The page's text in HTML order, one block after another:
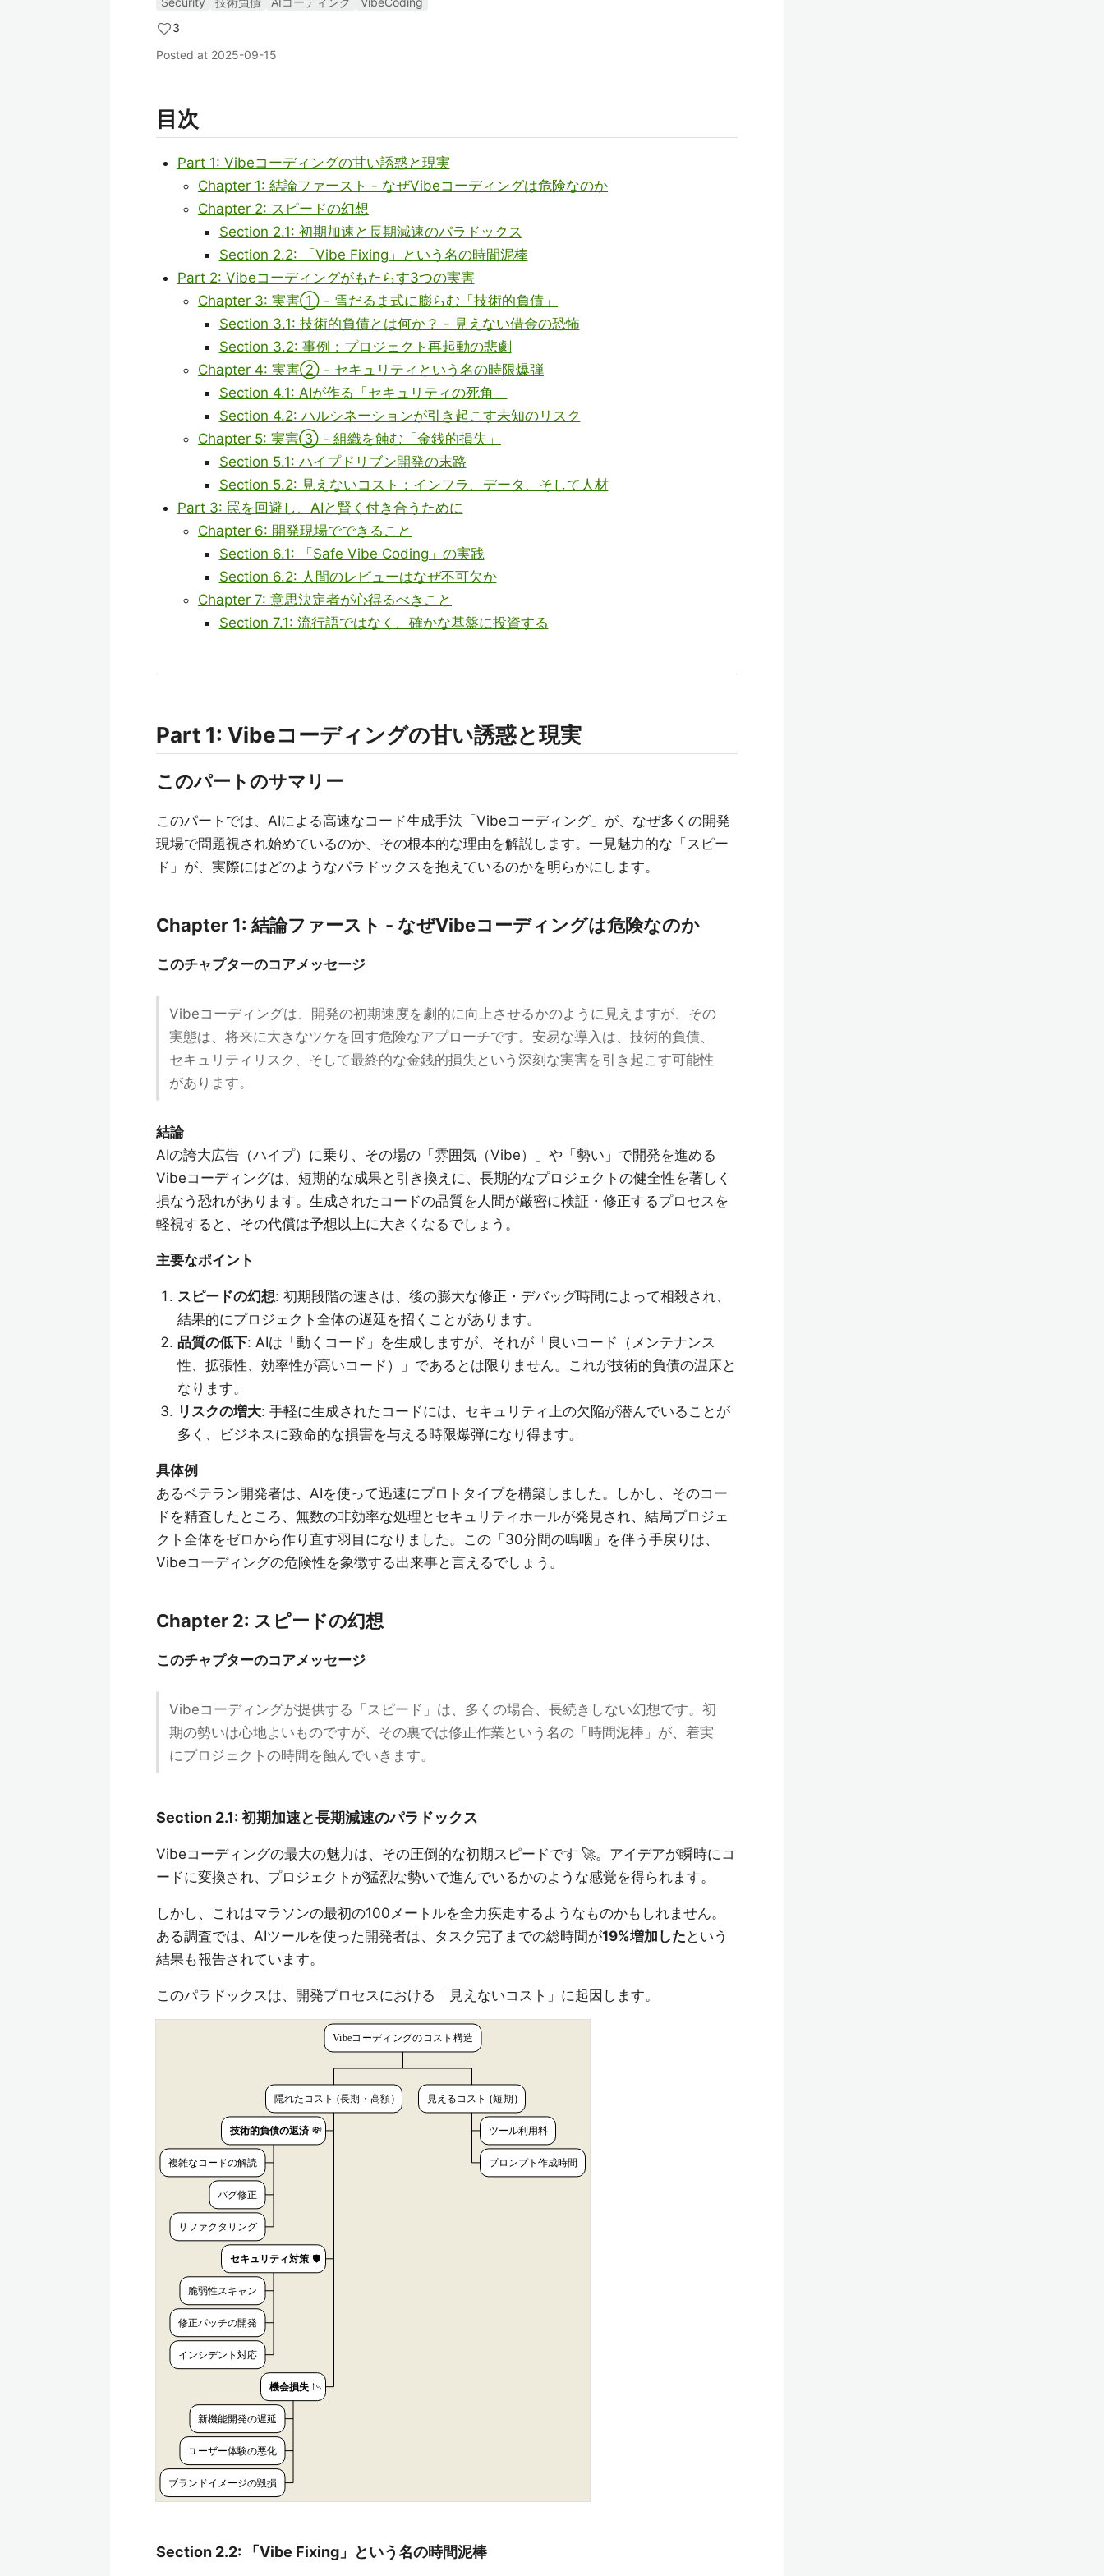
3
Posted at 2025-09-15
目次
Part 1: Vibeコーディングの甘い誘惑と現実
Chapter 1: 結論ファースト - なぜVibeコーディングは危険なのか
Chapter 2: スピードの幻想
Section 2.1: 初期加速と長期減速のパラドックス
Section 2.2: 「Vibe Fixing」という名の時間泥棒
Part 2: Vibeコーディングがもたらす3つの実害
Chapter 3: 実害① - 雪だるま式に膨らむ「技術的負債」
Section 3.1: 技術的負債とは何か？ - 見えない借金の恐怖
Section 3.2: 事例：プロジェクト再起動の悲劇
Chapter 4: 実害② - セキュリティという名の時限爆弾
Section 4.1: AIが作る「セキュリティの死角」
Section 4.2: ハルシネーションが引き起こす未知のリスク
Chapter 5: 実害③ - 組織を蝕む「金銭的損失」
Section 5.1: ハイプドリブン開発の末路
Section 5.2: 見えないコスト：インフラ、データ、そして人材
Part 3: 罠を回避し、AIと賢く付き合うために
Chapter 6: 開発現場でできること
Section 6.1: 「Safe Vibe Coding」の実践
Section 6.2: 人間のレビューはなぜ不可欠か
Chapter 7: 意思決定者が心得るべきこと
Section 7.1: 流行語ではなく、確かな基盤に投資する
Part 1: Vibeコーディングの甘い誘惑と現実
このパートのサマリー
このパートでは、AIによる高速なコード生成手法「Vibeコーディング」が、なぜ多くの開発
現場で問題視され始めているのか、その根本的な理由を解説します。一見魅力的な「スピー
ド」が、実際にはどのようなパラドックスを抱えているのかを明らかにします。
Chapter 1: 結論ファースト - なぜVibeコーディングは危険なのか
このチャプターのコアメッセージ
Vibeコーディングは、開発の初期速度を劇的に向上させるかのように見えますが、その
実態は、将来に大きなツケを回す危険なアプローチです。安易な導入は、技術的負債、
セキュリティリスク、そして最終的な金銭的損失という深刻な実害を引き起こす可能性
があります。
結論
AIの誇大広告（ハイプ）に乗り、その場の「雰囲気（Vibe）」や「勢い」で開発を進める
Vibeコーディングは、短期的な成果と引き換えに、長期的なプロジェクトの健全性を著しく
損なう恐れがあります。生成されたコードの品質を人間が厳密に検証・修正するプロセスを
軽視すると、その代償は予想以上に大きくなるでしょう。
主要なポイント
スピードの幻想: 初期段階の速さは、後の膨大な修正・デバッグ時間によって相殺され、
結果的にプロジェクト全体の遅延を招くことがあります。
品質の低下: AIは「動くコード」を生成しますが、それが「良いコード（メンテナンス
性、拡張性、効率性が高いコード）」であるとは限りません。これが技術的負債の温床と
なります。
リスクの増大: 手軽に生成されたコードには、セキュリティ上の欠陥が潜んでいることが
多く、ビジネスに致命的な損害を与える時限爆弾になり得ます。
具体例
あるベテラン開発者は、AIを使って迅速にプロトタイプを構築しました。しかし、そのコー
ドを精査したところ、無数の非効率な処理とセキュリティホールが発見され、結局プロジェ
クト全体をゼロから作り直す羽目になりました。この「30分間の嗚咽」を伴う手戻りは、
Vibeコーディングの危険性を象徴する出来事と言えるでしょう。
Chapter 2: スピードの幻想
このチャプターのコアメッセージ
Vibeコーディングが提供する「スピード」は、多くの場合、長続きしない幻想です。初
期の勢いは心地よいものですが、その裏では修正作業という名の「時間泥棒」が、着実
にプロジェクトの時間を蝕んでいきます。
Section 2.1: 初期加速と長期減速のパラドックス
Vibeコーディングの最大の魅力は、その圧倒的な初期スピードです 🚀。アイデアが瞬時にコ
ードに変換され、プロジェクトが猛烈な勢いで進んでいるかのような感覚を得られます。
しかし、これはマラソンの最初の100メートルを全力疾走するようなものかもしれません。
ある調査では、AIツールを使った開発者は、タスク完了までの総時間が19%増加した という
結果も報告されています。
このパラドックスは、開発プロセスにおける「見えないコスト」に起因します。
Section 2.2: 「Vibe Fixing」という名の時間泥棒